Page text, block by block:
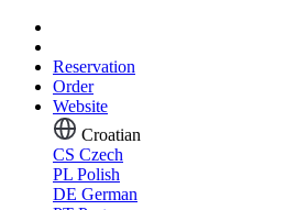
Reservation
Order
Website
Croatian
CS Czech
PL Polish
DE German